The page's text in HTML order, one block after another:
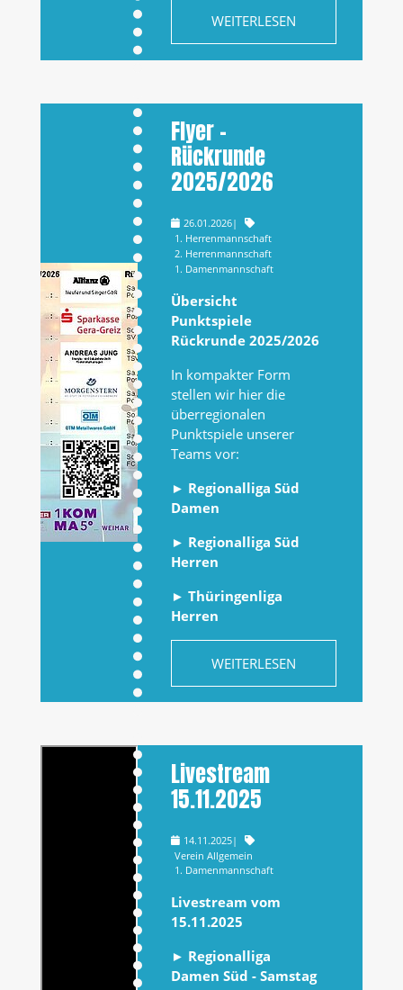
WEITERLESEN
Flyer –
Rückrunde
2025/2026
26.01.2026|
1. Herrenmannschaft
2. Herrenmannschaft
1. Damenmannschaft
Übersicht
Punktspiele
Rückrunde 2025/2026
In kompakter Form
stellen wir hier die
überregionalen
Punktspiele unserer
Teams vor:
► Regionalliga Süd
Damen
► Regionalliga Süd
Herren
► Thüringenliga
Herren
WEITERLESEN
Livestream
15.11.2025
14.11.2025|
Verein Allgemein
1. Damenmannschaft
Livestream vom
15.11.2025
► Regionalliga
Damen Süd - Samstag